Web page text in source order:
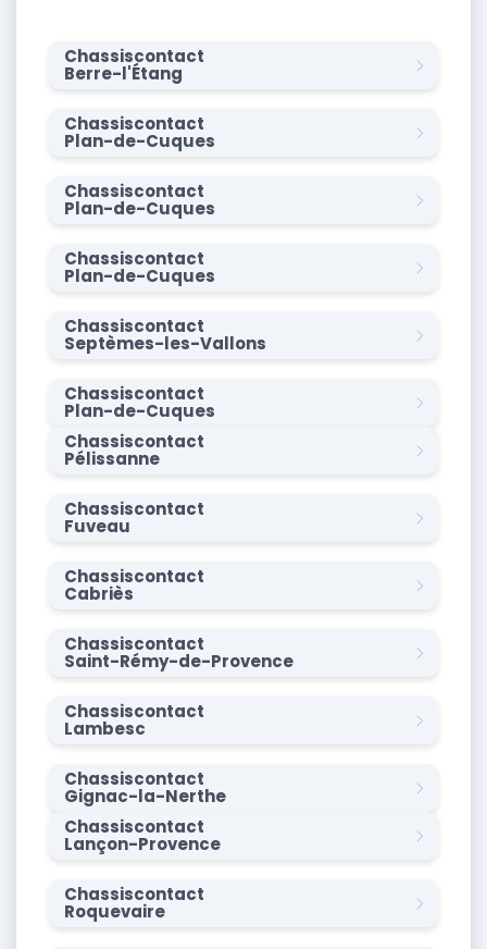
Chassiscontact
Berre-l'Étang
Chassiscontact
Plan-de-Cuques
Chassiscontact
Plan-de-Cuques
Chassiscontact
Plan-de-Cuques
Chassiscontact
Septèmes-les-Vallons
Chassiscontact
Plan-de-Cuques
Chassiscontact
Pélissanne
Chassiscontact
Fuveau
Chassiscontact
Cabriès
Chassiscontact
Saint-Rémy-de-Provence
Chassiscontact
Lambesc
Chassiscontact
Gignac-la-Nerthe
Chassiscontact
Lançon-Provence
Chassiscontact
Roquevaire